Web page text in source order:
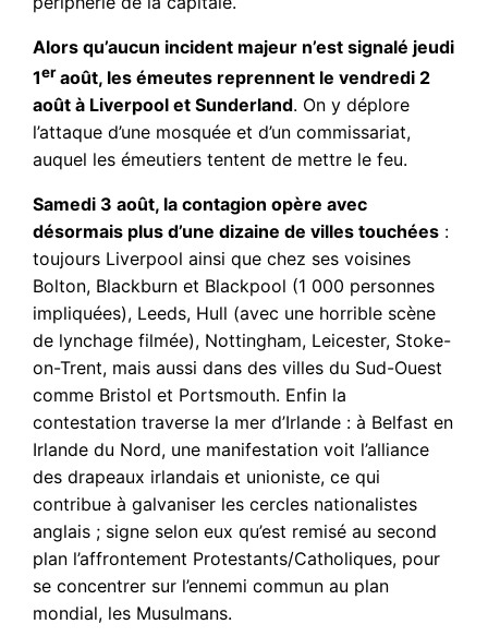
Alors qu’aucun incident majeur n’est signalé jeudi
1eraoût, les émeutes reprennent le vendredi 2
août à Liverpool et Sunderland. On y déplore
l’attaque d’une mosquée et d’un commissariat,
auquel les émeutiers tentent de mettre le feu.
Samedi 3 août, la contagion opère avec
désormais plus d’une dizaine de villes touchées :
toujours Liverpool ainsi que chez ses voisines
Bolton, Blackburn et Blackpool (1 000 personnes
impliquées), Leeds, Hull (avec une horrible scène
de lynchage filmée), Nottingham, Leicester, Stoke-
on-Trent, mais aussi dans des villes du Sud-Ouest
comme Bristol et Portsmouth. Enfin la
contestation traverse la mer d’Irlande : à Belfast en
Irlande du Nord, une manifestation voit l’alliance
des drapeaux irlandais et unioniste, ce qui
contribue à galvaniser les cercles nationalistes
anglais ; signe selon eux qu’est remisé au second
plan l’affrontement Protestants/Catholiques, pour
se concentrer sur l’ennemi commun au plan
mondial, les Musulmans.